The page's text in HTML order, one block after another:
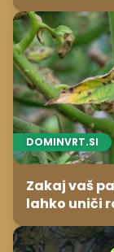
DOMINVRT.SI
Zakaj vaš
lahko uniči